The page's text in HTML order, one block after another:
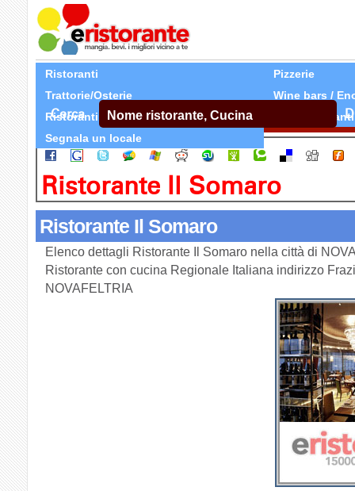
Ristoranti
Pizzerie
Trattorie/Osterie
Wine bars /
Ristoranti Etnici
Tutti Ristoranti
Segnala un locale
Cerca
Ristorante Il Somaro
Ristorante Il Somaro
Elenco dettagli Ristorante Il Somaro nella città di
Ristorante con cucina Regionale Italiana indirizzo
NOVAFELTRIA